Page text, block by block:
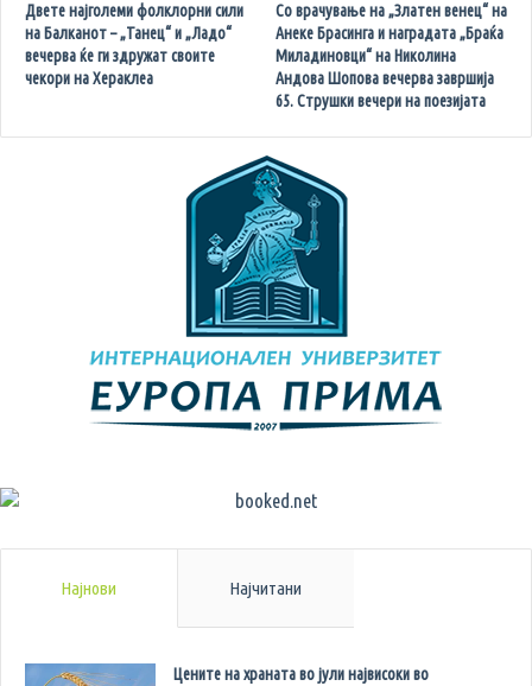
Двете најголеми фолклорни сили
на Балканот – „Танец“ и „Ладо“
вечерва ќе ги здружат своите
чекори на Хераклеа
Со врачување на „Златен венец“ на
Анеке Брасинга и наградата „Браќа
Миладиновци“ на Николина
Андова Шопова вечерва завршија
65. Струшки вечери на поезијата
Најнови Најчитани
Цените на храната во јули највисоки во